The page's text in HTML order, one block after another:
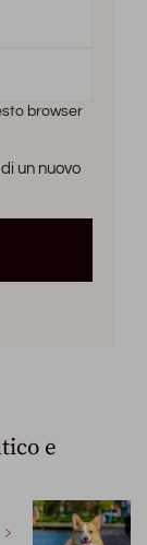
browser
un nuovo
e